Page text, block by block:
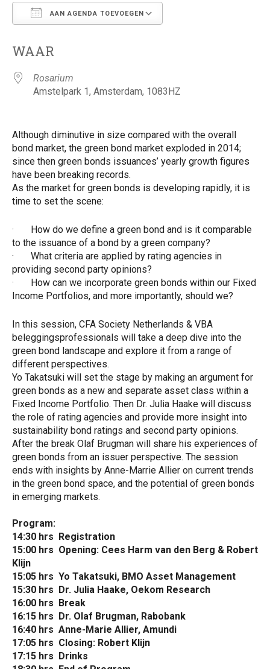
AAN AGENDA TOEVOEGEN
WAAR
Rosarium
Amstelpark 1, Amsterdam, 1083HZ
Although diminutive in size compared with the overall
bond market, the green bond market exploded in 2014;
since then green bonds issuances’ yearly growth figures
have been breaking records.
As the market for green bonds is developing rapidly, it is
time to set the scene:
· How do we define a green bond and is it comparable
to the issuance of a bond by a green company?
· What criteria are applied by rating agencies in
providing second party opinions?
· How can we incorporate green bonds within our Fixed
Income Portfolios, and more importantly, should we?
In this session, CFA Society Netherlands & VBA
beleggingsprofessionals will take a deep dive into the
green bond landscape and explore it from a range of
different perspectives.
Yo Takatsuki will set the stage by making an argument for
green bonds as a new and separate asset class within a
Fixed Income Portfolio. Then Dr. Julia Haake will discuss
the role of rating agencies and provide more insight into
sustainability bond ratings and second party opinions.
After the break Olaf Brugman will share his experiences of
green bonds from an issuer perspective. The session
ends with insights by Anne-Marrie Allier on current trends
in the green bond space, and the potential of green bonds
in emerging markets.
Program:
14:30 hrs Registration
15:00 hrs Opening: Cees Harm van den Berg & Robert
Klijn
15:05 hrs Yo Takatsuki, BMO Asset Management
15:30 hrs Dr. Julia Haake, Oekom Research
16:00 hrs Break
16:15 hrs Dr. Olaf Brugman, Rabobank
16:40 hrs Anne-Marie Allier, Amundi
17:05 hrs Closing: Robert Klijn
17:15 hrs Drinks